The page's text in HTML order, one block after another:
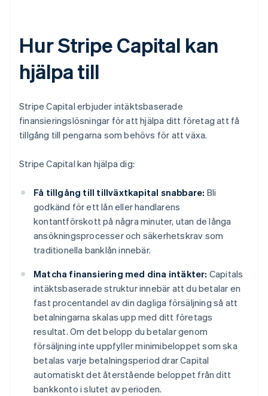
Hur Stripe Capital kan
hjälpa till
Stripe Capital erbjuder intäktsbaserade
finansieringslösningar för att hjälpa ditt företag att få
tillgång till pengarna som behövs för att växa.
Stripe Capital kan hjälpa dig:
Få tillgång till tillväxtkapital snabbare: Bli
godkänd för ett lån eller handlarens
kontantförskott på några minuter, utan de långa
ansökningsprocesser och säkerhetskrav som
traditionella banklån innebär.
Matcha finansiering med dina intäkter: Capitals
intäktsbaserade struktur innebär att du betalar en
fast procentandel av din dagliga försäljning så att
betalningarna skalas upp med ditt företags
resultat. Om det belopp du betalar genom
försäljning inte uppfyller minimibeloppet som ska
betalas varje betalningsperiod drar Capital
automatiskt det återstående beloppet från ditt
bankkonto i slutet av perioden.